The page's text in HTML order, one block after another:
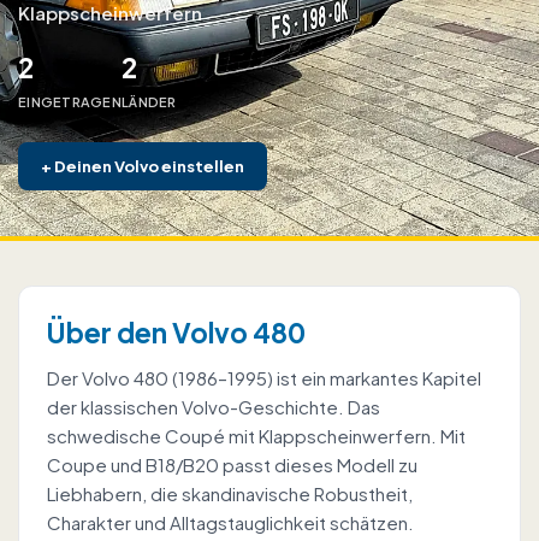
Klappscheinwerfern
2
EINGETRAGEN
2
LÄNDER
+ Deinen Volvo einstellen
Über den Volvo 480
Der Volvo 480 (1986–1995) ist ein markantes Kapitel
der klassischen Volvo-Geschichte. Das
schwedische Coupé mit Klappscheinwerfern. Mit
Coupe und B18/B20 passt dieses Modell zu
Liebhabern, die skandinavische Robustheit,
Charakter und Alltagstauglichkeit schätzen.